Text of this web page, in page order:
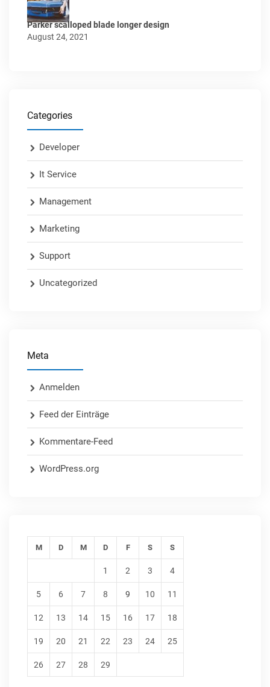
Parker scalloped blade longer design
August 24, 2021
Categories
Developer
It Service
Management
Marketing
Support
Uncategorized
Meta
Anmelden
Feed der Einträge
Kommentare-Feed
WordPress.org
M D M D F S S
1 2 3 4
5 6 7 8 9 10 11
12 13 14 15 16 17 18
19 20 21 22 23 24 25
26 27 28 29